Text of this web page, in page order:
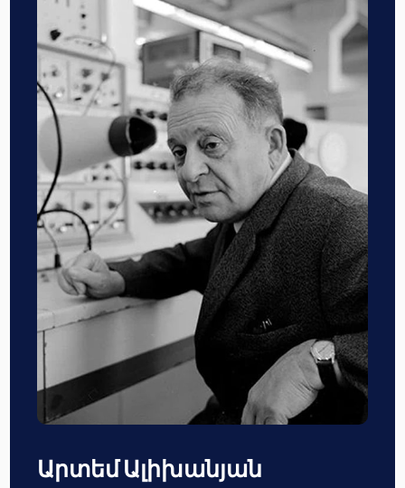
Արտեմ Ալիխանյան